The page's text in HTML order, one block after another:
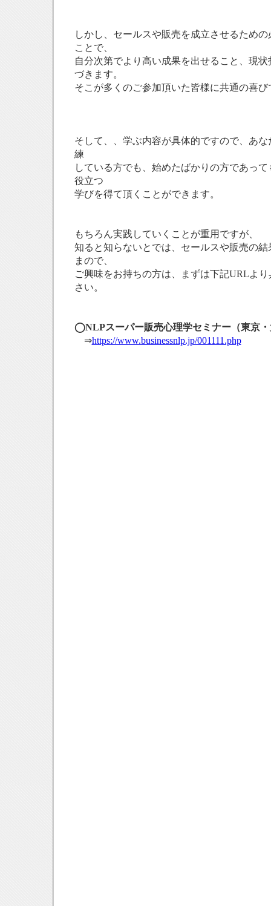
しかし、セールスや販売を成立させるため
ことで、
自分次第でより高い成果を出せること、現
づきます。
そこが多くのご参加頂いた皆様に共通の喜
そして、、学ぶ内容が具体的ですので、あ
練
している方でも、始めたばかりの方であっ
役立つ
学びを得て頂くことができます。
もちろん実践していくことが重用ですが、
知ると知らないとでは、セールスや販売の
まので、
ご興味をお持ちの方は、まずは下記URLよ
さい。
◯NLPスーパー販売心理学セミナー（東京
⇒https://www.businessnlp.jp/001111.php